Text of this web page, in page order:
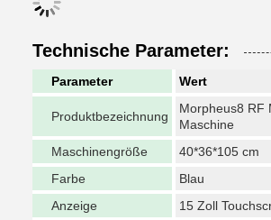
Technische Parameter:
Parameter Wert
Produktbezeichnung
Morpheus8 RF
Maschine
Maschinengröße
40*36*105 cm
Farbe
Blau
Anzeige
15 Zoll